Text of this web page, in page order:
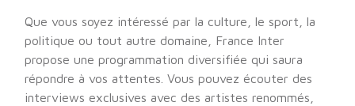
Que vous soyez intéressé par la culture, le sport, la
politique ou tout autre domaine, France Inter
propose une programmation diversifiée qui saura
répondre à vos attentes. Vous pouvez écouter des
interviews exclusives avec des artistes renommés,